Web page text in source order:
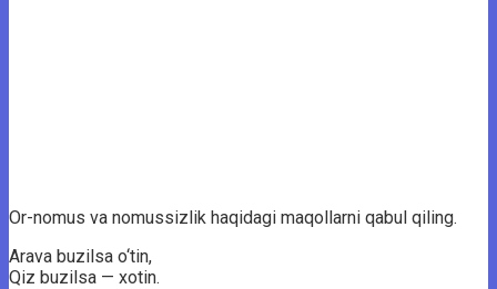
Or-nomus va nomussizlik haqidagi maqollarni qabul qiling.
Arava buzilsa o‘tin,
Qiz buzilsa — xotin.